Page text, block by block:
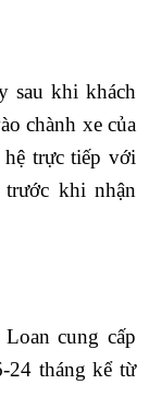
sau khi khách
chành xe của
hệ trực tiếp với
khi nhận
cung cấp
24 tháng kể từ